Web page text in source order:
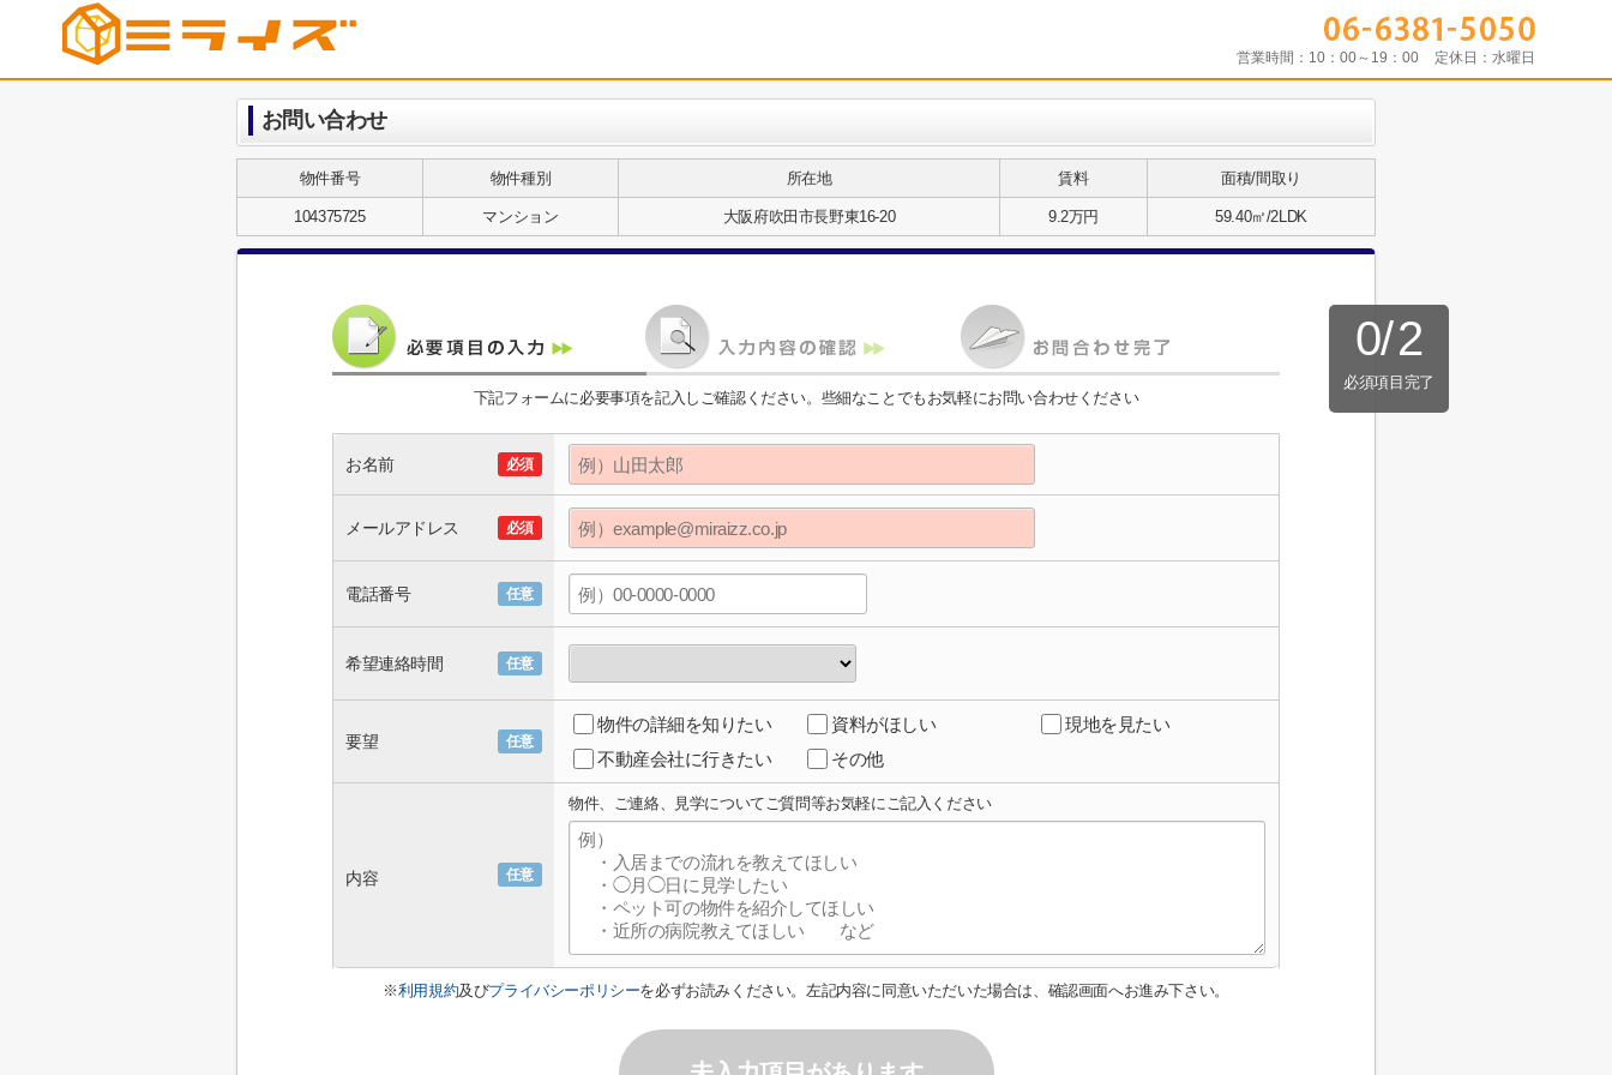
営業時間： 10：00～19：00 定休日： 水曜日
お問い合わせ
物件番号 物件種別 所在地 賃料 面積/間取り
104375725 マンション 大阪府吹田市長野東16-20 9.2万円 59.40㎡/2LDK
0/2
必須項目完了
下記フォームに必要事項を記入しご確認ください。些細なことでもお気軽にお問い合わせください
お名前 必須
メールアドレス 必須
電話番号 任意
希望連絡時間 任意
要望 任意
物件の詳細を知りたい 資料がほしい
現地を見たい
不動産会社に行きたい
その他
内容 任意
物件、ご連絡、見学についてご質問等お気軽にご記入ください
※利用規約及びプライバシーポリシーを必ずお読みください。左記内容に同意いただいた場合は、確認画面へお進み下さい。